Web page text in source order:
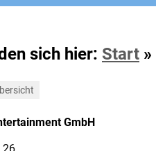
sich hier: Start »
GmbH